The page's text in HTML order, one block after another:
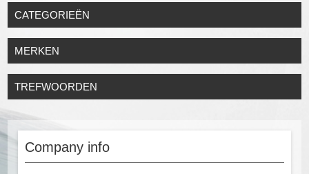
CATEGORIEËN
MERKEN
TREFWOORDEN
Company info